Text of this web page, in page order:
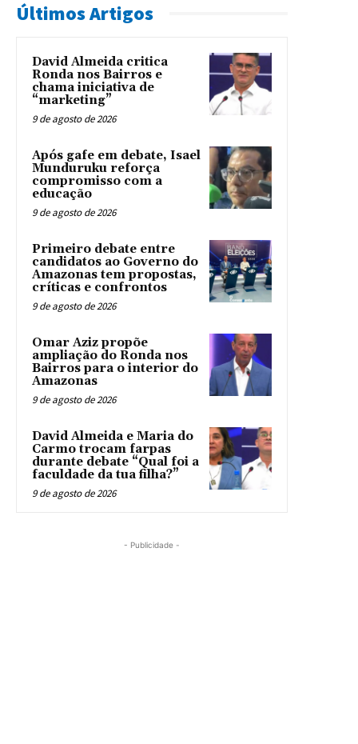
Últimos Artigos
David Almeida critica
Ronda nos Bairros e
chama iniciativa de
“marketing”
9 de agosto de 2026
Após gafe em debate, Isael
Munduruku reforça
compromisso com a
educação
9 de agosto de 2026
Primeiro debate entre
candidatos ao Governo do
Amazonas tem propostas,
críticas e confrontos
9 de agosto de 2026
Omar Aziz propõe
ampliação do Ronda nos
Bairros para o interior do
Amazonas
9 de agosto de 2026
David Almeida e Maria do
Carmo trocam farpas
durante debate “Qual foi a
faculdade da tua filha?”
9 de agosto de 2026
- Publicidade -